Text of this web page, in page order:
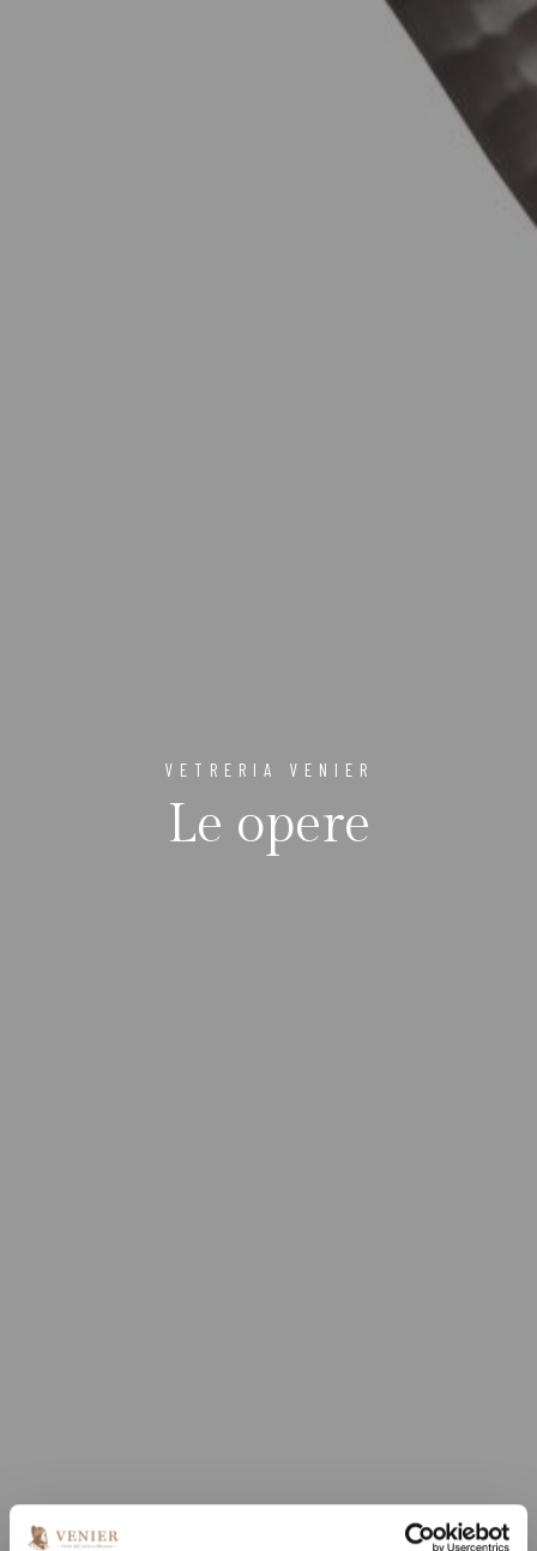
VETRERIA VENIER
Le opere